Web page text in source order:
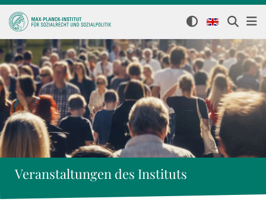
Veranstaltungen des Instituts